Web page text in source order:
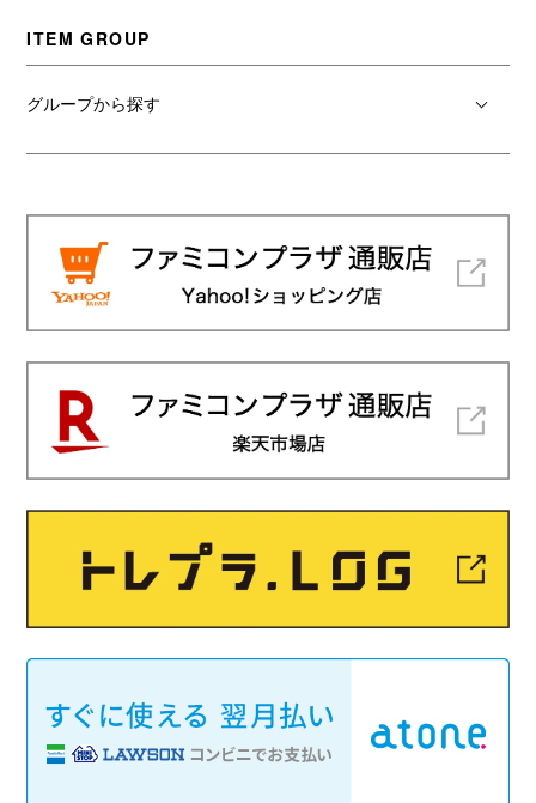
ITEM GROUP
グループから探す